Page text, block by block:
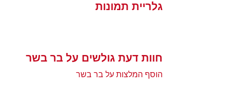
גלריית תמונות
חוות דעת גולשים על בר בשר
הוסף המלצות על בר בשר